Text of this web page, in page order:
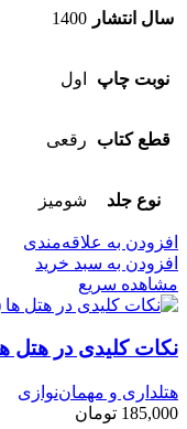
سال انتشار 1400
نوبت چاپ اول
قطع کتاب رقعی
نوع جلد شومیز
افزودن به علاقه‌مندی
افزودن به سبد خرید
مشاهده سریع
نکات کلیدی در هتل
هتلداری و مهمان‌نوازی
185,000 تومان